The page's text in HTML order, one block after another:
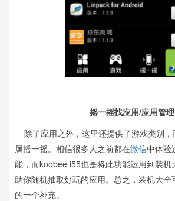
摇一摇找应用/应用管理
除了应用之外，这里还提供了游戏类别，
属摇一摇。相信很多人之前都在微信中体验
能，而koobee i55也是将此功能运用到装机
助你随机抽取好玩的应用。总之，装机大全
的一个补充。